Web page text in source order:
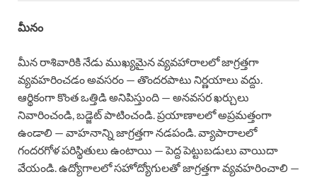
మీనం
మీన రాశివారికి నేడు ముఖ్యమైన వ్యవహారాలలో జాగ్రత్తగా
వ్యవహరించడం అవసరం — తొందరపాటు నిర్ణయాలు వద్దు.
ఆర్థికంగా కొంత ఒత్తిడి అనిపిస్తుంది — అనవసర ఖర్చులు
నివారించండి, బడ్జెట్ పాటించండి. ప్రయాణాలలో అప్రమత్తంగా
ఉండాలి — వాహనాన్ని జాగ్రత్తగా నడపండి. వ్యాపారాలలో
గందరగోళ పరిస్థితులు ఉంటాయి — పెద్ద పెట్టుబడులు వాయిదా
వేయండి. ఉద్యోగాలలో సహోద్యోగులతో జాగ్రత్తగా వ్యవహరించాలి —